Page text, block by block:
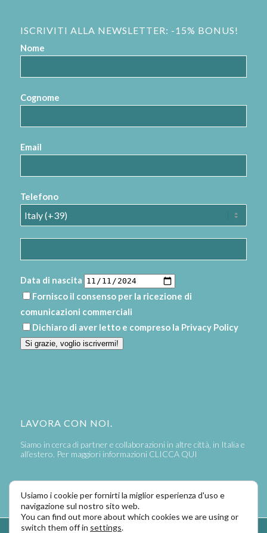
ISCRIVITI ALLA NEWSLETTER: -15% BONUS!
Nome
Cognome
Email
Telefono
Data di nascita
Fornisco il consenso per la ricezione di
comunicazioni commerciali
Dichiaro di aver letto e compreso la Privacy Policy
Si grazie, voglio iscrivermi!
LAVORA CON NOI.
Siamo in cerca di partner e collaborazioni in altre città, in Italia e
all’estero. Per maggiori informazioni CLICCA QUI
Usiamo i cookie per fornirti la miglior esperienza d'uso e
navigazione sul nostro sito web.
You can find out more about which cookies we are using or
switch them off in settings.